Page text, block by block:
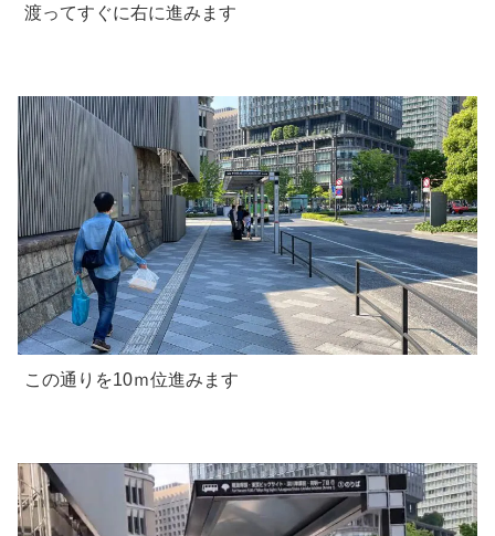
渡ってすぐに右に進みます
この通りを10ｍ位進みます